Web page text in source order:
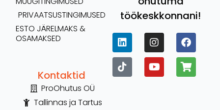
töökeskkonnani!
Kontaktid
ProOhutus OÜ
Tallinnas ja Tartus
PRIVAATSUSTINGIMUSED
ESTO JÄRELMAKS &
OSAMAKSED